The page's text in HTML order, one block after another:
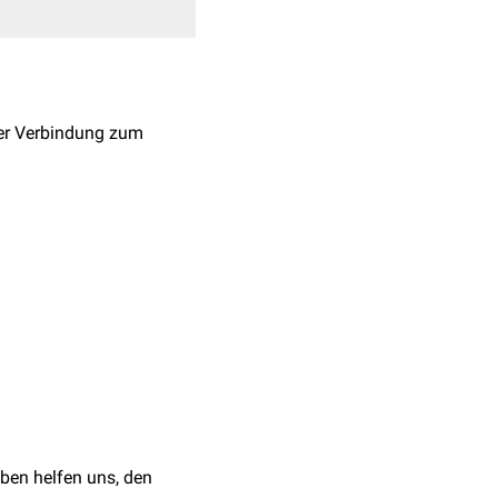
Verbindung zum
eine Läsion des
helfen uns, den